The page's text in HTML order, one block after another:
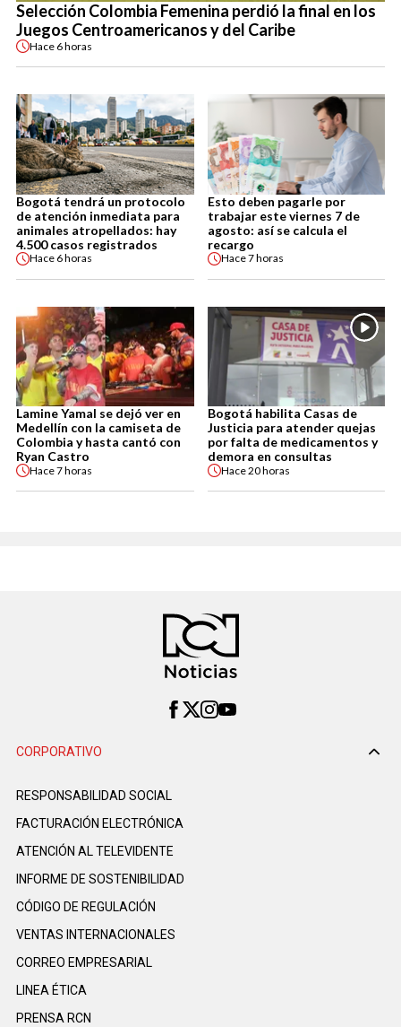
Selección Colombia Femenina perdió la final en los
Juegos Centroamericanos y del Caribe
Hace 6 horas
Bogotá tendrá un protocolo
de atención inmediata para
animales atropellados: hay
4.500 casos registrados
Hace 6 horas
Esto deben pagarle por
trabajar este viernes 7 de
agosto: así se calcula el
recargo
Hace7 horas
Lamine Yamal se dejó ver en
Medellín con la camiseta de
Colombia y hasta cantó con
Ryan Castro
Hace7 horas
Bogotá habilita Casas de
Justicia para atender quejas
por falta de medicamentos y
demora en consultas
Hace20 horas
CORPORATIVO
RESPONSABILIDAD SOCIAL
FACTURACIÓN ELECTRÓNICA
ATENCIÓN AL TELEVIDENTE
INFORME DE SOSTENIBILIDAD
CÓDIGO DE REGULACIÓN
VENTAS INTERNACIONALES
CORREO EMPRESARIAL
LINEA ÉTICA
PRENSA RCN